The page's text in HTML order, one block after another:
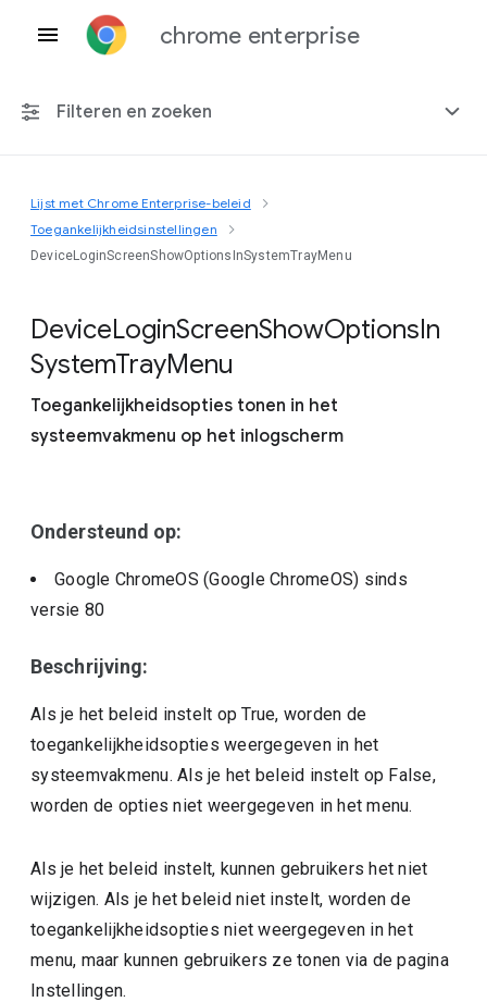
chrome enterprise
Filteren en zoeken
Elk platform
Chrome 151
Inclusief beëindigd beleid
Lijst met Chrome Enterprise-beleid
Toegankelijkheidsinstellingen
DeviceLoginScreenShowOptionsInSystemTrayMenu
DeviceLoginScreenShowOptionsIn
SystemTrayMenu
Toegankelijkheidsopties tonen in het
systeemvakmenu op het inlogscherm
Ondersteund op:
Google ChromeOS (Google ChromeOS) sinds
versie 80
Beschrijving:
Als je het beleid instelt op True, worden de
toegankelijkheidsopties weergegeven in het
systeemvakmenu. Als je het beleid instelt op False,
worden de opties niet weergegeven in het menu.
Als je het beleid instelt, kunnen gebruikers het niet
wijzigen. Als je het beleid niet instelt, worden de
toegankelijkheidsopties niet weergegeven in het
menu, maar kunnen gebruikers ze tonen via de pagina
Instellingen.